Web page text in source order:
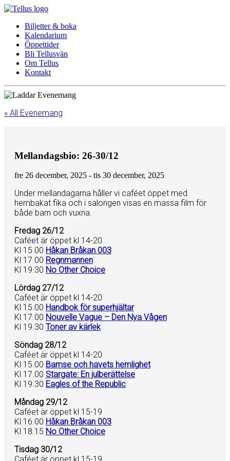
Biljetter & boka
Kalendarium
Öppettider
Bli Tellusvän
Om Tellus
Kontakt
« All Evenemang
Mellandagsbio: 26-30/12
fre 26 december, 2025 - tis 30 december, 2025
Under mellandagarna håller vi caféet öppet med
hembakat fika och i salongen visas en massa film för
både barn och vuxna.
Fredag 26/12
Caféet är öppet kl 14-20
Kl 15.00 Håkan Bråkan 003
Kl 17.00 Regnmannen
Kl 19.30 No Other Choice
Lördag 27/12
Caféet är öppet kl 14-20
Kl 15.00 Handbok för superhjältar
Kl 17.00 Nouvelle Vague – Den Nya Vågen
Kl 19.30 Toner av kärlek
Söndag 28/12
Caféet är öppet kl 14-20
Kl 15.00 Bamse och havets hemlighet
Kl 17.00 Stargate: En julberättelse
Kl 19.30 Eagles of the Republic
Måndag 29/12
Caféet är öppet kl 15-19
Kl 16.00 Håkan Bråkan 003
Kl 18.15 No Other Choice
Tisdag 30/12